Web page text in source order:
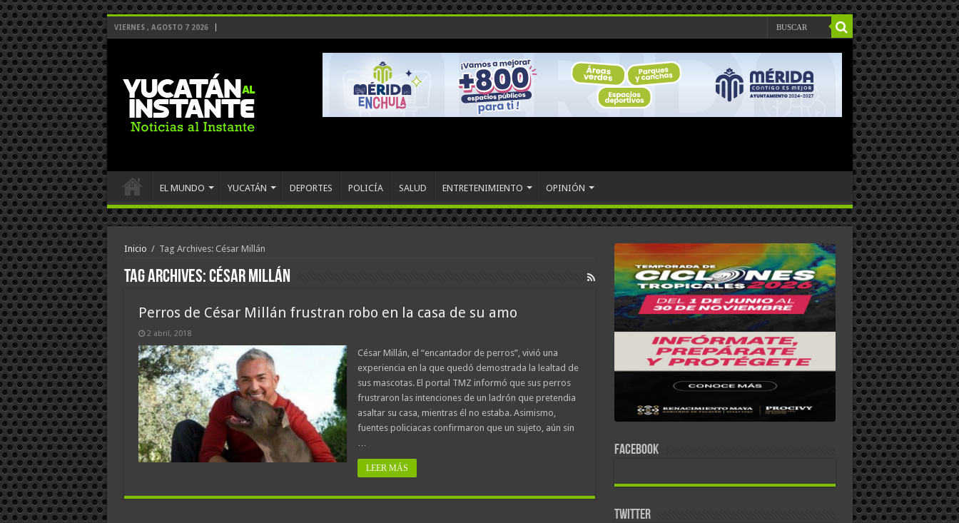
VIERNES , AGOSTO 7 2026
EL MUNDO YUCATÁN DEPORTES POLICÍA SALUD ENTRETENIMIENTO OPINIÓN
Inicio / Tag Archives: César Millán
Tag Archives:César Millán
Perros de César Millán frustran robo en la casa de su amo
2 abril, 2018
César Millán, el “encantador de perros”, vivió una
experiencia en la que quedó demostrada la lealtad de
sus mascotas. El portal TMZ informó que sus perros
frustraron las intenciones de un ladrón que pretendia
asaltar su casa, mientras él no estaba. Asimismo,
fuentes policiacas confirmaron que un sujeto, aún sin
…
LEER MÁS
FACEBOOK
TWITTER